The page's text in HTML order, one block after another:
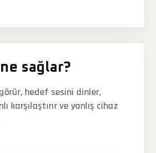
sağlar?
hedef sesini dinler,
karşılaştırır ve yanlış cihaz